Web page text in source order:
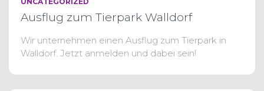
Ausflug zum Tierpark Walldorf
Wir unternehmen einen Ausflug zum Tierpark in
Walldorf. Jetzt anmelden und dabei sein!